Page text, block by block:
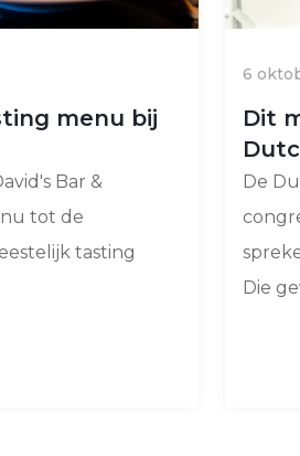
menu bij
Bar &
tot de
tasting
6
Dit
De
Die